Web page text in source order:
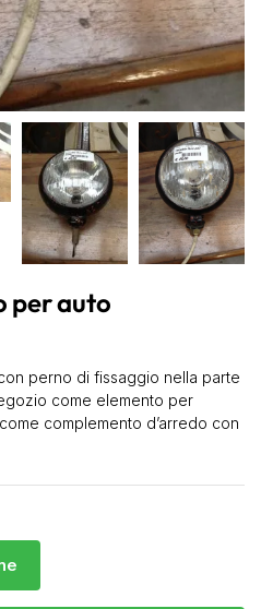
per auto
perno di fissaggio nella parte
come elemento per
complemento d’arredo con